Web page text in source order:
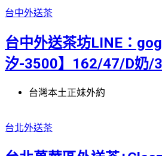
台中外送茶
台中外送茶坊LINE：
汐-3500】162/47/D奶/
台灣本土正妹外約
台北外送茶